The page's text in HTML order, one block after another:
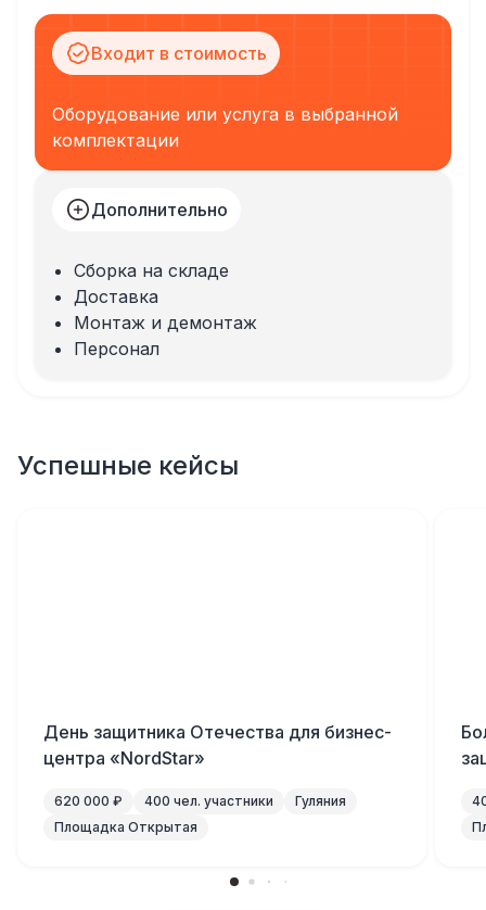
Входит в стоимость
Оборудование или услуга в выбранной
комплектации
Дополнительно
Сборка на складе
Доставка
Монтаж и демонтаж
Персонал
Успешные кейсы
День защитника Отечества для бизнес-
центра «NordStar»
620 000 ₽ 400 чел. участники
Гуляния
Площадка Открытая